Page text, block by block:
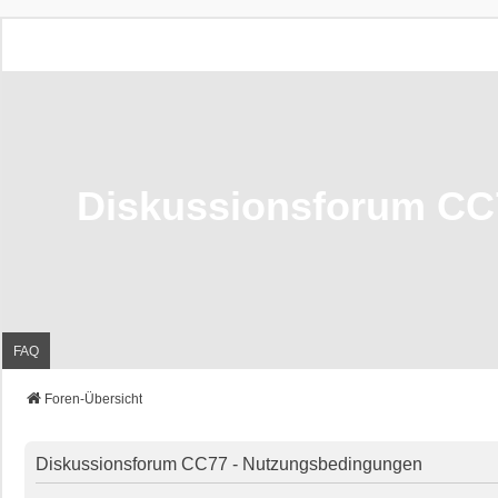
Diskussionsforum
FAQ
Foren-Übersicht
Diskussionsforum CC77 - Nutzungsbedingungen